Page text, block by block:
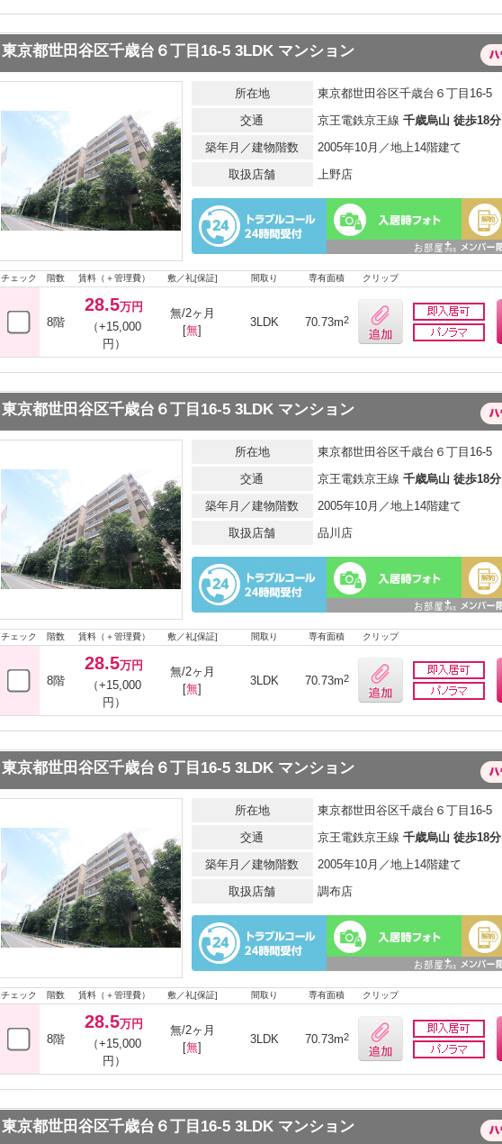
東京都世田谷区千歳台６丁目16-5 3LDK マンション
所在地
東京都世田谷区千歳台６丁目16-5
交通
京王電鉄京王線 千歳烏山 徒歩18分
築年月／建物階数
2005年10月／地上14階建て
取扱店舗
上野店
チェック 階数 賃料（＋管理費） 敷／礼[保証] 間取り 専有面積 クリップ
8階
28.5万円
（+15,000
円）
無/2ヶ月
[無]
3LDK 70.73m2
東京都世田谷区千歳台６丁目16-5 3LDK マンション
所在地
東京都世田谷区千歳台６丁目16-5
交通
京王電鉄京王線 千歳烏山 徒歩18分
築年月／建物階数
2005年10月／地上14階建て
取扱店舗
品川店
チェック 階数 賃料（＋管理費） 敷／礼[保証] 間取り 専有面積 クリップ
8階
28.5万円
（+15,000
円）
無/2ヶ月
[無]
3LDK 70.73m2
東京都世田谷区千歳台６丁目16-5 3LDK マンション
所在地
東京都世田谷区千歳台６丁目16-5
交通
京王電鉄京王線 千歳烏山 徒歩18分
築年月／建物階数
2005年10月／地上14階建て
取扱店舗
調布店
チェック 階数 賃料（＋管理費） 敷／礼[保証] 間取り 専有面積 クリップ
8階
28.5万円
（+15,000
円）
無/2ヶ月
[無]
3LDK 70.73m2
東京都世田谷区千歳台６丁目16-5 3LDK マンション